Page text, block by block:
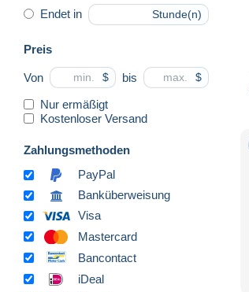
Endet in Stunde(n)
Preis
Von $ bis $
Nur ermäßigt
Kostenloser Versand
Zahlungsmethoden
PayPal
Banküberweisung
Visa
Mastercard
Bancontact
iDeal